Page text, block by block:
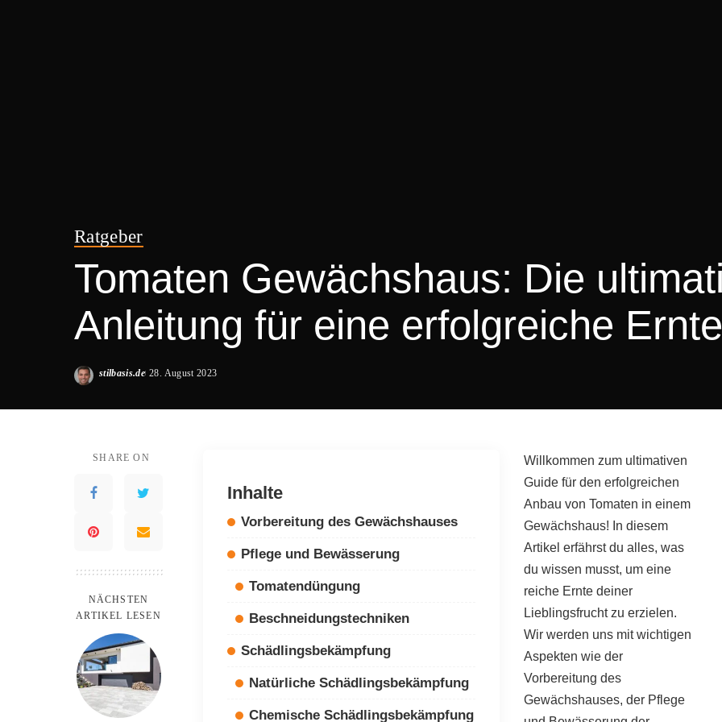
Ratgeber
Tomaten Gewächshaus: Die
Anleitung für eine erfolgreiche Ernte
Posted
stilbasis.de 28. August 2023
SHARE ON
NÄCHSTEN
ARTIKEL LESEN
Inhalte
Vorbereitung des Gewächshauses
Pflege und Bewässerung
Tomatendüngung
Beschneidungstechniken
Schädlingsbekämpfung
Natürliche Schädlingsbekämpfung
Chemische Schädlingsbekämpfung
Willkommen zum ultimativen
Guide für den erfolgreichen
Anbau von Tomaten in einem
Gewächshaus! In diesem
Artikel erfährst du alles, was
du wissen musst, um eine
reiche Ernte deiner
Lieblingsfrucht zu erzielen.
Wir werden uns mit wichtigen
Aspekten wie der
Vorbereitung des
Gewächshauses, der Pflege